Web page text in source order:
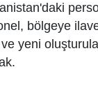
bölgeye
yeni